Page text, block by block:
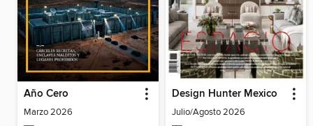
Año Cero
Marzo 2026
Design Hunter Mexico
Julio/Agosto 2026